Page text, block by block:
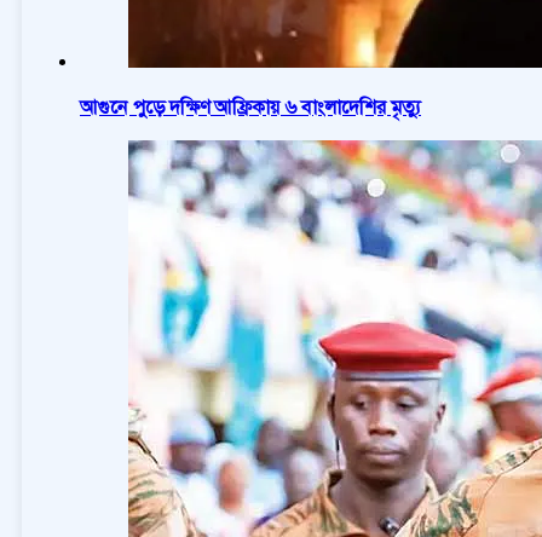
আগুনে পুড়ে দক্ষিণ আফ্রিকায় ৬ বাংলাদেশির মৃত্যু